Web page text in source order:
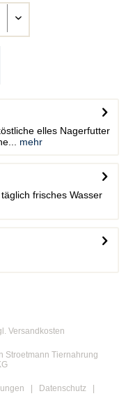
elles Nagerfutter
mehr
frisches Wasser
Versandkosten
Stroetmann Tiernahrung
Datenschutz